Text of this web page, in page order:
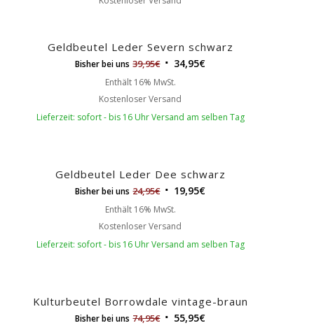
Geldbeutel Leder Severn schwarz
Bisher bei uns 39,95€ 34,95€
Enthält 16% MwSt.
Kostenloser Versand
Lieferzeit: sofort - bis 16 Uhr Versand am selben Tag
Geldbeutel Leder Dee schwarz
Bisher bei uns 24,95€ 19,95€
Enthält 16% MwSt.
Kostenloser Versand
Lieferzeit: sofort - bis 16 Uhr Versand am selben Tag
Kulturbeutel Borrowdale vintage-braun
Bisher bei uns 74,95€ 55,95€